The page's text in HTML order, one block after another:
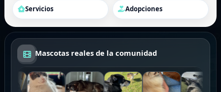
Mascotas reales de la comunidad
Servicios Adopciones